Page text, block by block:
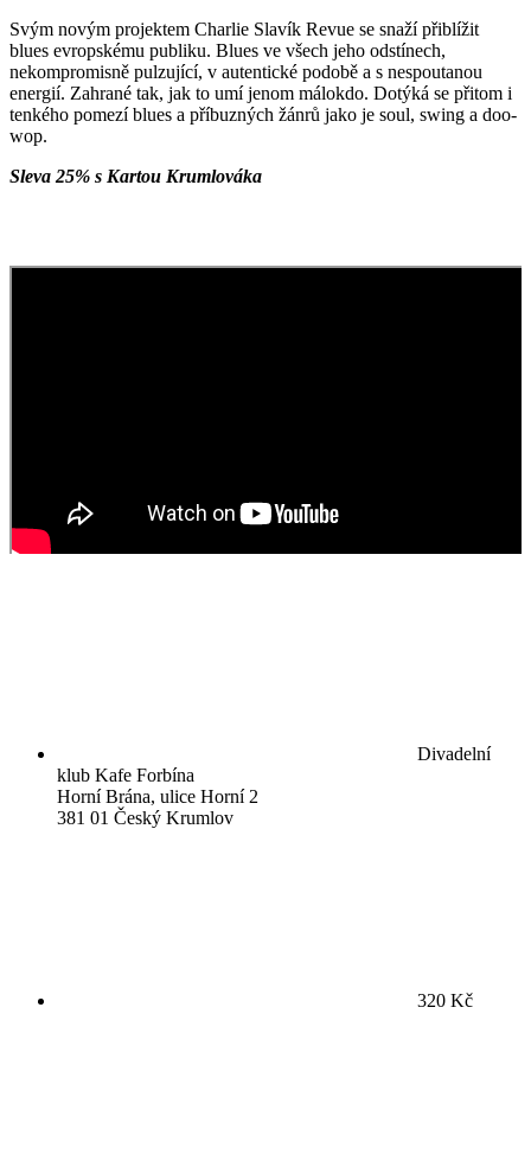
Svým novým projektem Charlie Slavík Revue se snaží přiblížit
blues evropskému publiku. Blues ve všech jeho odstínech,
nekompromisně pulzující, v autentické podobě a s nespoutanou
energií. Zahrané tak, jak to umí jenom málokdo. Dotýká se přitom i
tenkého pomezí blues a příbuzných žánrů jako je soul, swing a doo-
wop.
Sleva 25% s Kartou Krumlováka
Divadelní
klub Kafe Forbína
Horní Brána, ulice Horní 2
381 01 Český Krumlov
320 Kč